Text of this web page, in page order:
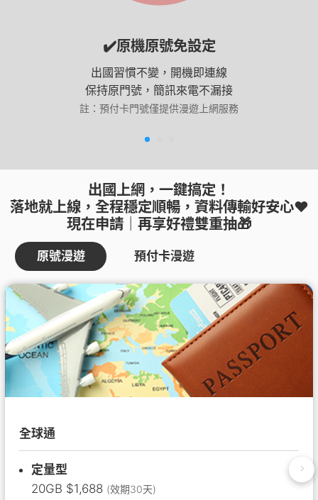
✔️原機原號免設定
出國習慣不變，開機即連線
保持原門號，簡訊來電不漏接
註：預付卡門號僅提供漫遊上網服務​
出國上網，一鍵搞定！
落地就上線，全程穩定順暢，資料傳輸好安心❤️
現在申請｜再享好禮雙重抽🎁
原號漫遊 預付卡漫遊
全球通
定量型
20GB $1,688 (效期30天)